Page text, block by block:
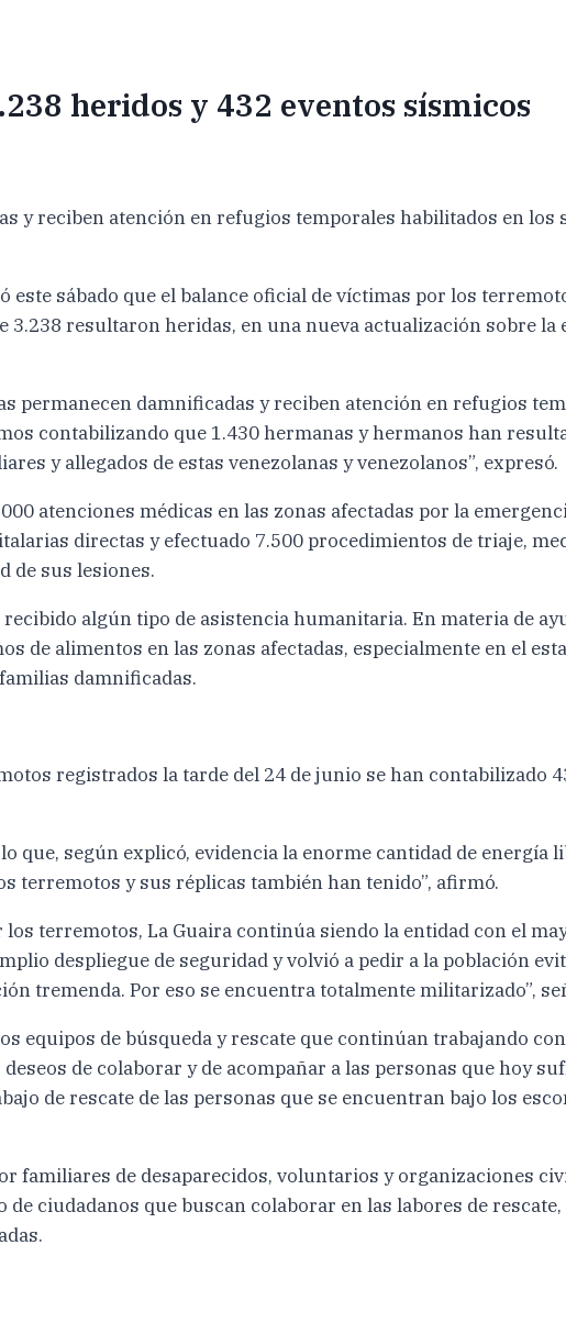
heridos y 432 eventos sísmicos
y reciben atención en refugios temporales habilitados en los
sábado que el balance oficial de víctimas por los
resultaron heridas, en una nueva actualización sobre la
permanecen damnificadas y reciben atención en refugios
contabilizando que 1.430 hermanas y hermanos han
y allegados de estas venezolanas y venezolanos”, expresó.
atenciones médicas en las zonas afectadas por la
directas y efectuado 7.500 procedimientos de triaje,
de sus lesiones.
algún tipo de asistencia humanitaria. En materia de
alimentos en las zonas afectadas, especialmente en el
damnificadas.
registrados la tarde del 24 de junio se han contabilizado
según explicó, evidencia la enorme cantidad de energía
terremotos y sus réplicas también han tenido”, afirmó.
terremotos, La Guaira continúa siendo la entidad con el
despliegue de seguridad y volvió a pedir a la población
tremenda. Por eso se encuentra totalmente militarizado”,
equipos de búsqueda y rescate que continúan trabajando
de colaborar y de acompañar a las personas que hoy
de rescate de las personas que se encuentran bajo los
familiares de desaparecidos, voluntarios y organizaciones
ciudadanos que buscan colaborar en las labores de